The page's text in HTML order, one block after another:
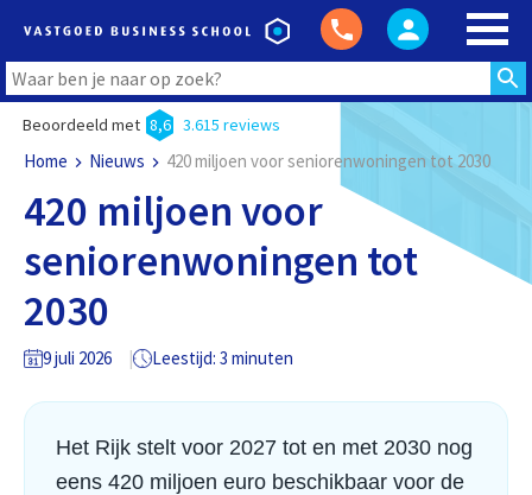
Beoordeeld met 8,6 3.615 reviews
Home Nieuws 420 miljoen voor seniorenwoningen tot 2030
420 miljoen voor
seniorenwoningen tot
2030
9 juli 2026 Leestijd: 3 minuten
Het Rijk stelt voor 2027 tot en met 2030 nog
eens 420 miljoen euro beschikbaar voor de